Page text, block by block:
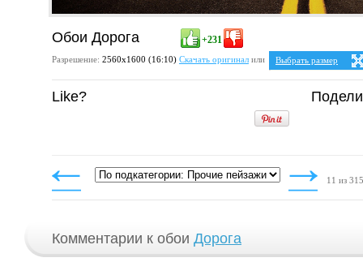
Обои Дорога +231
Разрешение: 2560х1600 (16:10) Скачать оригиналили
Выбрать размер
Ваше разрешение:Не
1280x1024
1152x864
1280x960
Like?
11 из
Комментарии к обои Дорога